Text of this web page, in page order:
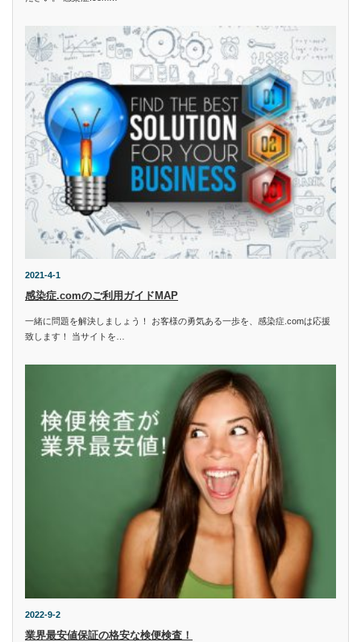
2021-4-1
感染症.comのご利用ガイドMAP
一緒に問題を解決しましょう！ お客様の勇気ある一歩を、感染症.comは応援
致します！ 当サイトを…
2022-9-2
業界最安値保証の格安な検便検査！